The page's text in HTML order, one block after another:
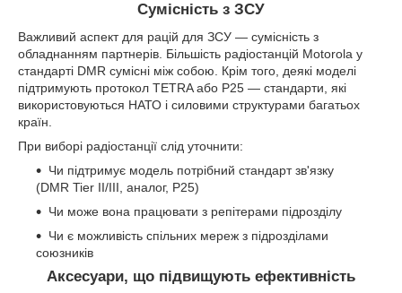
Сумісність з ЗСУ
Важливий аспект для рацій для ЗСУ — сумісність з
обладнанням партнерів. Більшість радіостанцій Motorola у
стандарті DMR сумісні між собою. Крім того, деякі моделі
підтримують протокол TETRA або P25 — стандарти, які
використовуються НАТО і силовими структурами багатьох
країн.
При виборі радіостанції слід уточнити:
Чи підтримує модель потрібний стандарт зв'язку
(DMR Tier II/III, аналог, P25)
Чи може вона працювати з репітерами підрозділу
Чи є можливість спільних мереж з підрозділами
союзників
Аксесуари, що підвищують ефективність